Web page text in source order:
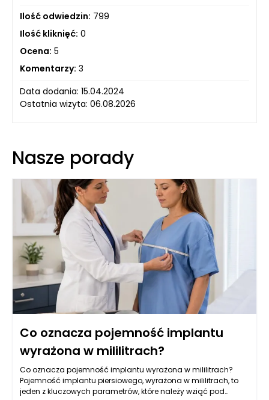
Ilość odwiedzin: 799
Ilość kliknięć: 0
Ocena: 5
Komentarzy: 3
Data dodania: 15.04.2024
Ostatnia wizyta: 06.08.2026
Nasze porady
Co oznacza pojemność implantu
wyrażona w mililitrach?
Co oznacza pojemność implantu wyrażona w mililitrach?
Pojemność implantu piersiowego, wyrażona w mililitrach, to
jeden z kluczowych parametrów, które należy wziąć pod